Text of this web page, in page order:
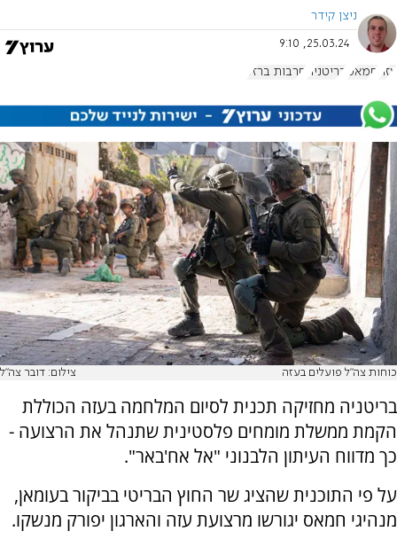
ניצן קידר
25.03.24, 9:10
עזה חמאס בריטניה חרבות ברזל
כוחות צה"ל פועלים בעזה צילום: דובר צה"ל
בריטניה מחזיקה תכנית לסיום המלחמה בעזה הכוללת
הקמת ממשלת מומחים פלסטינית שתנהל את הרצועה -
כך מדווח העיתון הלבנוני "אל אח'באר".
על פי התוכנית שהציג שר החוץ הבריטי בביקור בעומאן,
מנהיגי חמאס יגורשו מרצועת עזה והארגון יפורק מנשקו.